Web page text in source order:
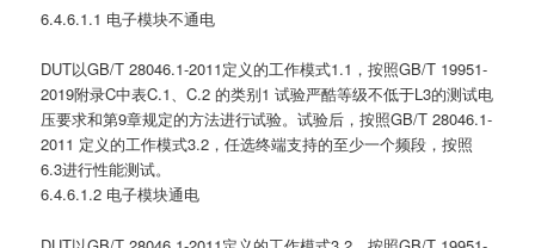
6.4.6.1.1 电子模块不通电
DUT以GB/T 28046.1-2011定义的工作模式1.1，按照GB/T 19951-
2019附录C中表C.1、C.2 的类别1 试验严酷等级不低于L3的测试电
压要求和第9章规定的方法进行试验。试验后，按照GB/T 28046.1-
2011 定义的工作模式3.2，任选终端支持的至少一个频段，按照
6.3进行性能测试。
6.4.6.1.2 电子模块通电